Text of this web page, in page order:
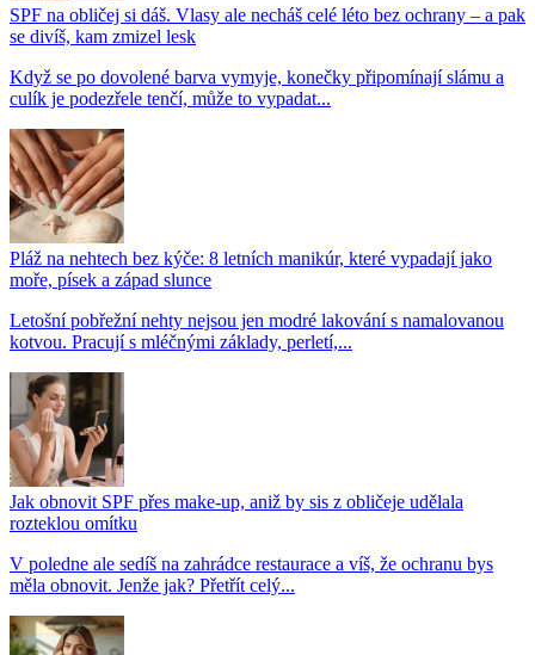
SPF na obličej si dáš. Vlasy ale necháš celé léto bez ochrany – a pak
se divíš, kam zmizel lesk
Když se po dovolené barva vymyje, konečky připomínají slámu a
culík je podezřele tenčí, může to vypadat...
Pláž na nehtech bez kýče: 8 letních manikúr, které vypadají jako
moře, písek a západ slunce
Letošní pobřežní nehty nejsou jen modré lakování s namalovanou
kotvou. Pracují s mléčnými základy, perletí,...
Jak obnovit SPF přes make-up, aniž by sis z obličeje udělala
rozteklou omítku
V poledne ale sedíš na zahrádce restaurace a víš, že ochranu bys
měla obnovit. Jenže jak? Přetřít celý...